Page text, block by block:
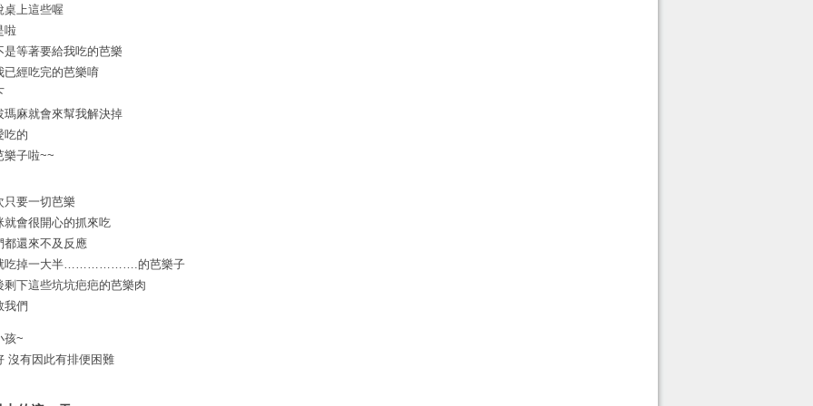
桌上這些喔
啦
是等著要給我吃的芭樂
已經吃完的芭樂唷
瑪麻就會來幫我解決掉
吃的
樂子啦~~
只要一切芭樂
就會很開心的抓來吃
都還來不及反應
吃掉一大半……………….的芭樂子
剩下這些坑坑疤疤的芭樂肉
我們
孩~
沒有因此有排便困難